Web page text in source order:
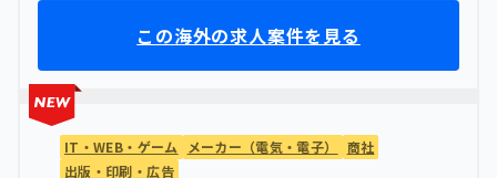
この海外の求人案件を見る
IT・WEB・ゲーム メーカー（電気・電子）
商社
出版・印刷・広告